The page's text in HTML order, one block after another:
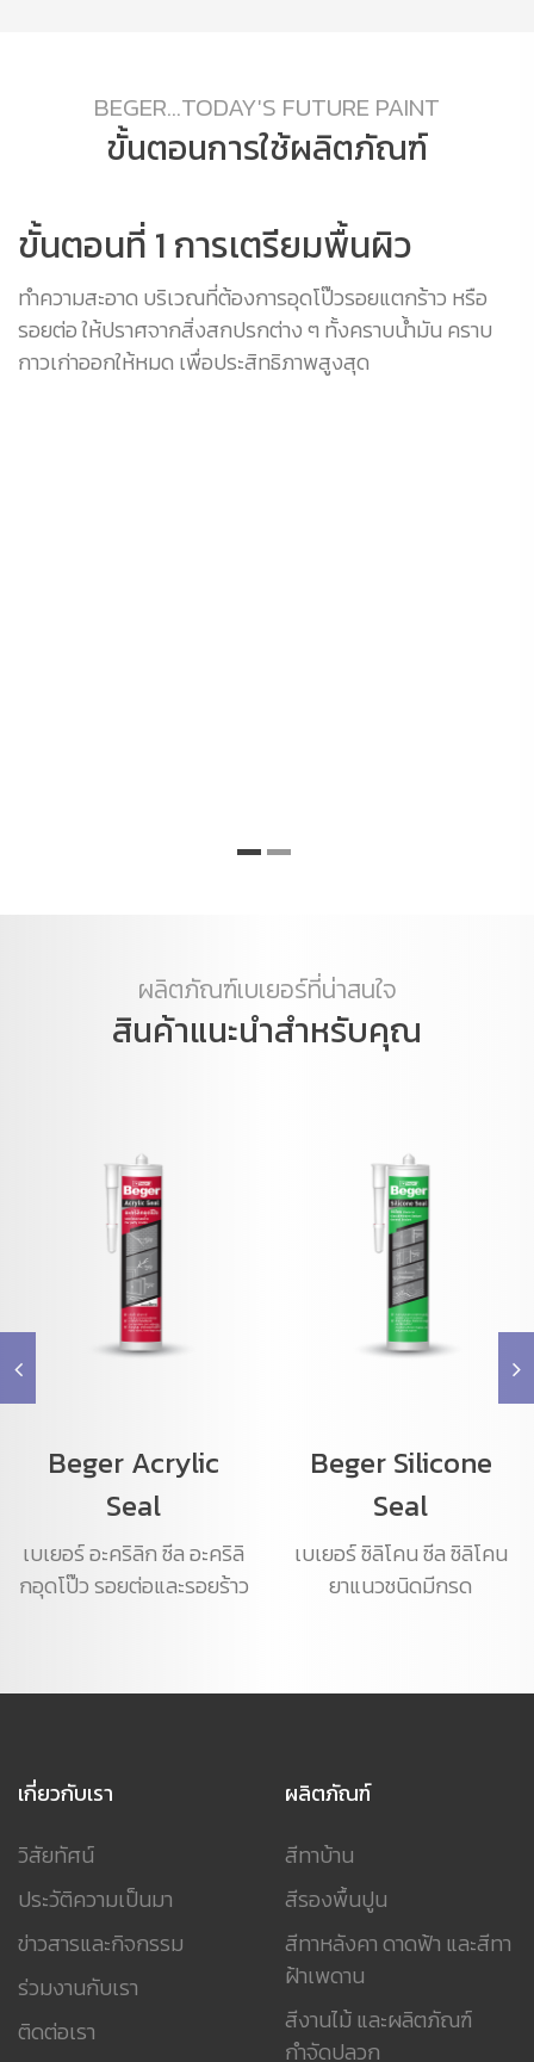
BEGER...TODAY'S FUTURE PAINT
ขั้นตอนการใช้ผลิตภัณฑ์
ขั้นตอนที่ 1 การเตรียมพื้นผิว
ทำความสะอาด บริเวณที่ต้องการอุดโป๊วรอยแตกร้าว หรือ
รอยต่อ ให้ปราศจากสิ่งสกปรกต่าง ๆ ทั้งคราบน้ำมัน คราบ
กาวเก่าออกให้หมด เพื่อประสิทธิภาพสูงสุด
ผลิตภัณฑ์เบเยอร์ที่น่าสนใจ
สินค้าแนะนำสำหรับคุณ
Beger Acrylic
Seal
เบเยอร์ อะคริลิก ซีล อะคริลิ
กอุดโป๊ว รอยต่อและรอยร้าว
Beger Silicone
Seal
เบเยอร์ ซิลิโคน ซีล ซิลิโคน
ยาแนวชนิดมีกรด
เกี่ยวกับเรา
วิสัยทัศน์
ประวัติความเป็นมา
ข่าวสารและกิจกรรม
ร่วมงานกับเรา
ติดต่อเรา
ผลิตภัณฑ์
สีทาบ้าน
สีรองพื้นปูน
สีทาหลังคา ดาดฟ้า และสีทา
ฝ้าเพดาน
สีงานไม้ และผลิตภัณฑ์
กำจัดปลวก